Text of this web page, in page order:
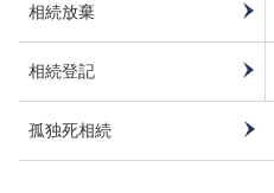
相続放棄
相続登記
孤独死相続